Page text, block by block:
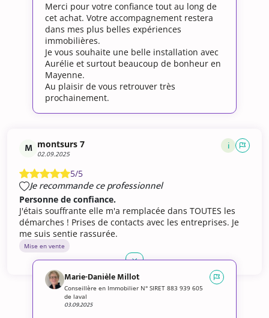
Merci pour votre confiance tout au long de
cet achat. Votre accompagnement restera
dans mes plus belles expériences
immobilières.
Je vous souhaite une belle installation avec
Aurélie et surtout beaucoup de bonheur en
Mayenne.
Au plaisir de vous retrouver très
prochainement.
M montsurs 7
02.09.2025
i
5/5
Je recommande ce professionnel
Personne de confiance.
J'étais souffrante elle m'a remplacée dans TOUTES les
démarches ! Prises de contacts avec les entreprises. Je
me suis sentie rassurée.
Mise en vente
Marie-Danièle Millot
Conseillère en Immobilier N° SIRET 883 939 605
de laval
03.09.2025